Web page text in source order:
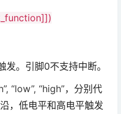
发。引脚0不支持中断。
“low”, “high”，分别代
，低电平和高电平触发